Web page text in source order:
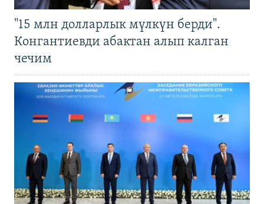
"15 млн долларлык мүлкүн берди".
Конгантиевди абактан алып калган
чечим